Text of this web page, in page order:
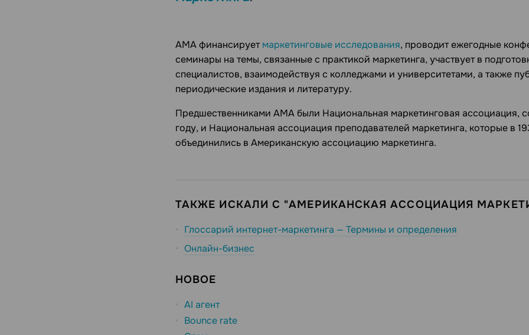
АМА финансируетмаркетинговые исследования, проводит ежегодные
семинары на темы, связанные с практикой маркетинга, участвует в
специалистов, взаимодействуя с колледжами и университетами, а также
периодические издания и литературу.
Предшественниками АМА были Национальная маркетинговая ассоциация,
году, и Национальная ассоциация преподавателей маркетинга, которые в
объединились в Американскую ассоциацию маркетинга.
ТАКЖЕ ИСКАЛИ С "АМЕРИКАНСКАЯ АССОЦИАЦИЯ
Глоссарий интернет-маркетинга — Термины и определения
Онлайн-бизнес
НОВОЕ
AI агент
Bounce rate